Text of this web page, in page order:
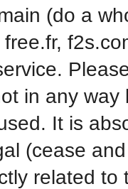
(do a
in any
It is
(cease
related